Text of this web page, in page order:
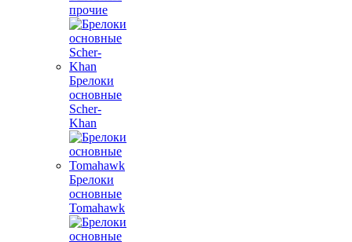
прочие
Брелоки
основные
Scher-
Khan
Брелоки
основные
Tomahawk